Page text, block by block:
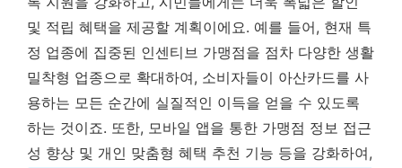
및 적립 혜택을 제공할 계획이에요. 예를 들어, 현재 특
정 업종에 집중된 인센티브 가맹점을 점차 다양한 생활
밀착형 업종으로 확대하여, 소비자들이 아산카드를 사
용하는 모든 순간에 실질적인 이득을 얻을 수 있도록
하는 것이죠. 또한, 모바일 앱을 통한 가맹점 정보 접근
성 향상 및 개인 맞춤형 혜택 추천 기능 등을 강화하여,